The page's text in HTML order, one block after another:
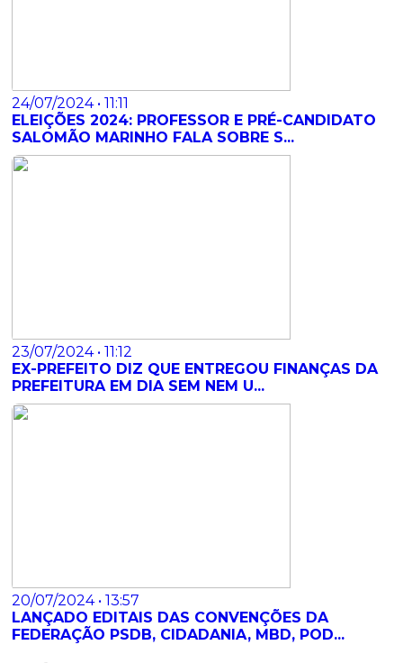
24/07/2024 • 11:11
ELEIÇÕES 2024: PROFESSOR E PRÉ-CANDIDATO
SALOMÃO MARINHO FALA SOBRE S...
23/07/2024 • 11:12
​EX-PREFEITO DIZ QUE ENTREGOU FINANÇAS DA
PREFEITURA EM DIA SEM NEM U...
20/07/2024 • 13:57
LANÇADO EDITAIS DAS CONVENÇÕES DA
FEDERAÇÃO PSDB, CIDADANIA, MBD, POD...